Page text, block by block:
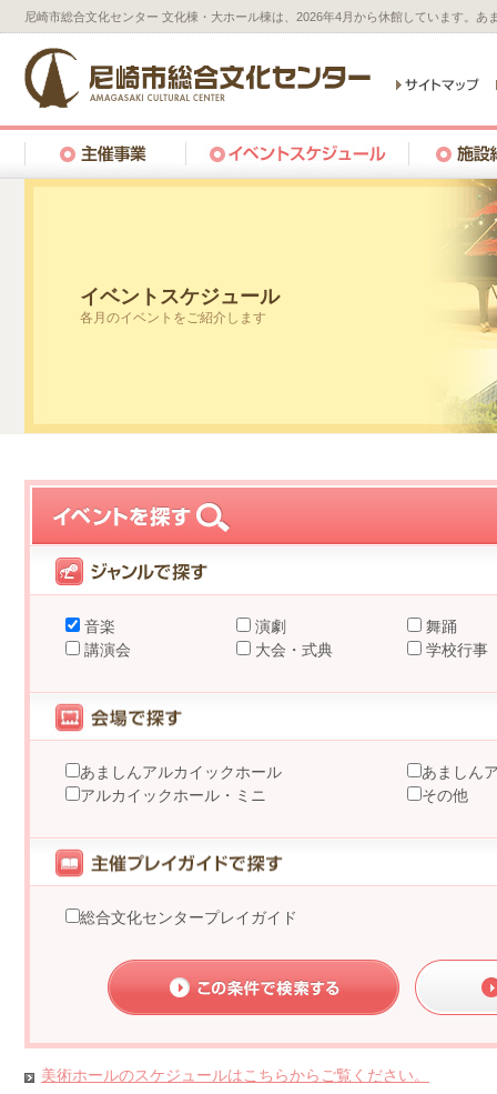
尼崎市総合文化センター 文化棟・大ホール棟は、2026年4月から休館しています。
イベントスケジュール
各月のイベントをご紹介します
音楽 演劇
舞踊
講演会
大会・式典 学校行事
あましんアルカイックホール
あましん
アルカイックホール・ミニ
その他
総合文化センタープレイガイド
美術ホールのスケジュールはこちらからご覧ください。